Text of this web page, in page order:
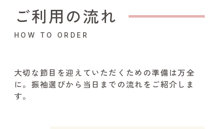
ご利用の流れ
HOW TO ORDER
大切な節目を迎えていただくための準備は万全
に。振袖選びから当日までの流れをご紹介しま
す。